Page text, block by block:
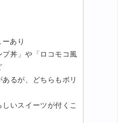
あり
プ丼」や「ロコモコ風
るが、どちらもボリ
いスイーツが付くこ